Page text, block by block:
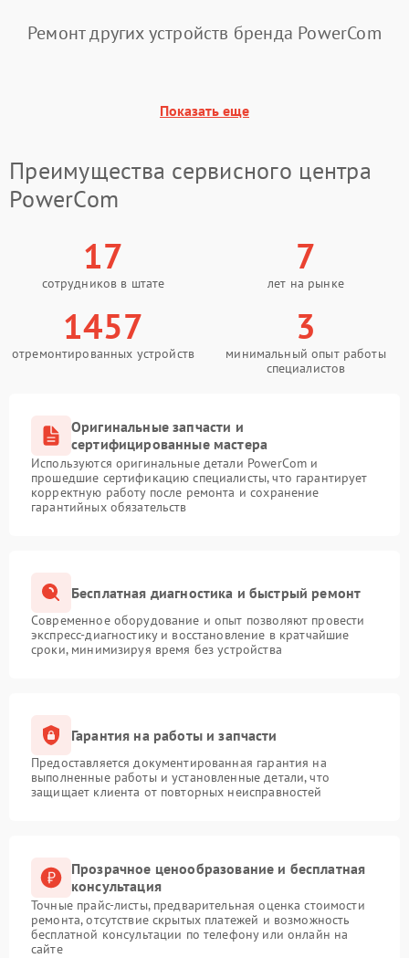
конденсаторов
500 ₽ Подробнее →
Неисправность
индикаторов
Поломка фильтров
(EMI/EMC)
Подробнее →
защиты
Подробнее →
Подробнее →
Поломка системы
автоматического
переключения
1500 ₽
Неисправность системы
проводов
Неисправность системы
зарядки
1500 ₽ Подробнее →
Неисправность системы
защиты от короткого
замыкания
1500 ₽ Подробнее →
Неисправность системы
защиты от
перенапряжения
Ремонт других устройств бренда PowerCom
Показать еще
Преимущества сервисного центра
PowerCom
17
сотрудников в штате
7
лет на рынке
1457
отремонтированных устройств
3
минимальный опыт работы
специалистов
Оригинальные запчасти и
сертифицированные мастера
Используются оригинальные детали PowerCom и
прошедшие сертификацию специалисты, что гарантирует
корректную работу после ремонта и сохранение
гарантийных обязательств
Бесплатная диагностика и быстрый ремонт
Современное оборудование и опыт позволяют провести
экспресс-диагностику и восстановление в кратчайшие
сроки, минимизируя время без устройства
Гарантия на работы и запчасти
Предоставляется документированная гарантия на
выполненные работы и установленные детали, что
защищает клиента от повторных неисправностей
Прозрачное ценообразование и бесплатная
консультация
Точные прайс-листы, предварительная оценка стоимости
ремонта, отсутствие скрытых платежей и возможность
бесплатной консультации по телефону или онлайн на
сайте